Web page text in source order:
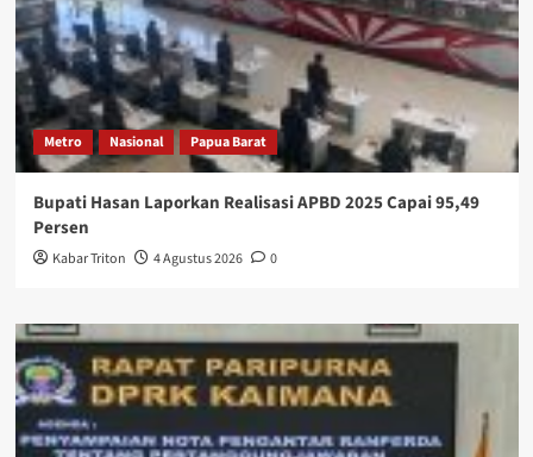
Metro Nasional Papua Barat
Bupati Hasan Laporkan Realisasi APBD 2025 Capai 95,49
Persen
Kabar Triton 4 Agustus 2026 0